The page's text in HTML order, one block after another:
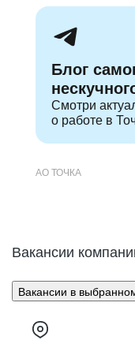
Блог
Смотри
о работе в
АО ТОЧКА
Вакансии
Вакансии в